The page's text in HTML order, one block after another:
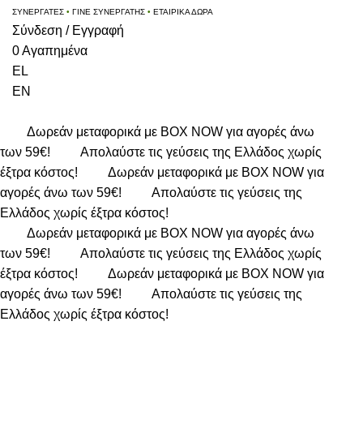
ΣΥΝΕΡΓΑΤΕΣ • ΓΙΝΕ ΣΥΝΕΡΓΑΤΗΣ • ΕΤΑΙΡΙΚΑ ΔΩΡΑ
Σύνδεση / Εγγραφή
0Αγαπημένα
EL
EN
Δωρεάν μεταφορικά με BOX NOW για αγορές άνω
των 59€!
Απολαύστε τις γεύσεις της Ελλάδος χωρίς
έξτρα κόστος!
Δωρεάν μεταφορικά με BOX NOW για
αγορές άνω των 59€!
Απολαύστε τις γεύσεις της
Ελλάδος χωρίς έξτρα κόστος!
Δωρεάν μεταφορικά με BOX NOW για αγορές άνω
των 59€!
Απολαύστε τις γεύσεις της Ελλάδος χωρίς
έξτρα κόστος!
Δωρεάν μεταφορικά με BOX NOW για
αγορές άνω των 59€!
Απολαύστε τις γεύσεις της
Ελλάδος χωρίς έξτρα κόστος!